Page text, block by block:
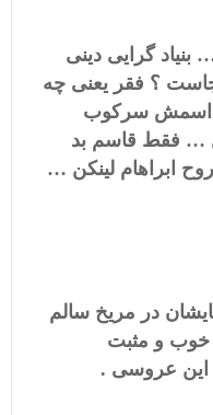
گرایی دینی
؟ فقر یعنی چه
اسمش سرکوب
… فقط قاسم بد
ابراهام لینکن …
در مریخ سالم
و مثبت
این عروسی .